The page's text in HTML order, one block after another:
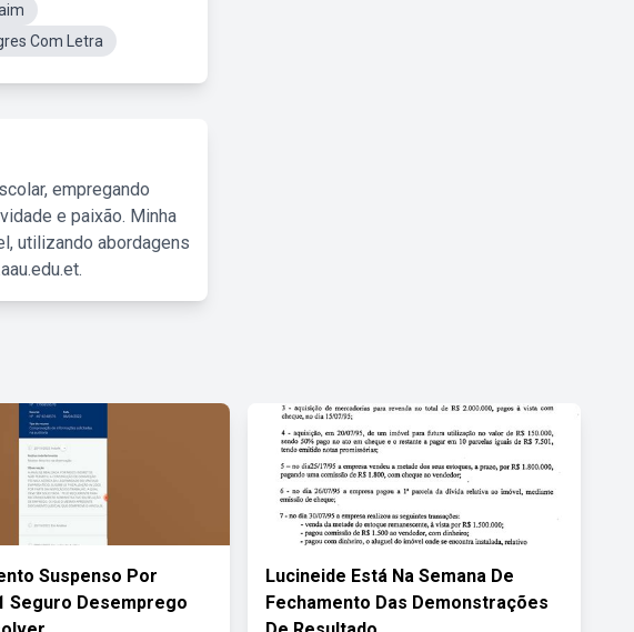
Com Letra
empregando
e paixão. Minha
utilizando abordagens
Suspenso Por
Seguro Desemprego
Lucineide Está Na Semana De
Fechamento Das Demonstrações